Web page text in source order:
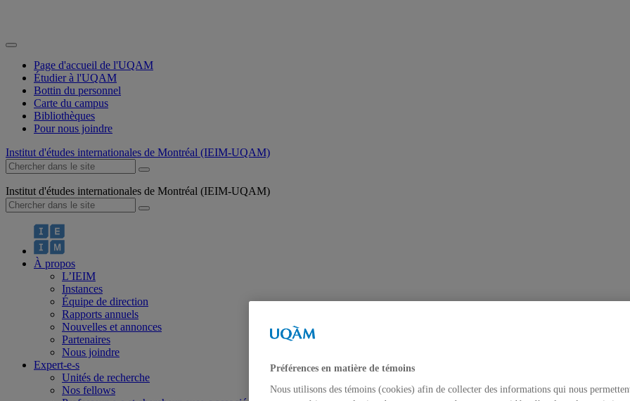
Page d'accueil de l'UQAM
Étudier à l'UQAM
Bottin du personnel
Carte du campus
Bibliothèques
Pour nous joindre
Institut d'études internationales de Montréal (IEIM-UQAM)
Institut d'études internationales de Montréal (IEIM-UQAM)
À propos
L’IEIM
Instances
Équipe de direction
Rapports annuels
Nouvelles et annonces
Partenaires
Nous joindre
Expert-e-s
Unités de recherche
Nos fellows
Préférences en matière de témoins
Nous utilisons des témoins (cookies) afin de collecter des informations qui nous